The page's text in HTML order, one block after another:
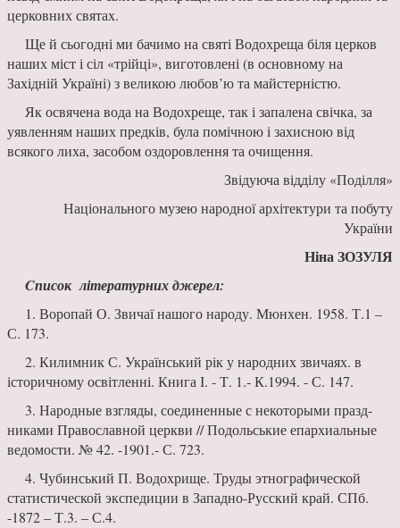
церковних святах.
Ще й сьогодні ми бачимо на свя­ті Водохреща біля церков
наших міст і сіл «трійці», виготовлені (в основ­ному на
Західній Україні) з великою любов’ю та майс­терністю.
Як освячена вода на Водо­хреще, так і запалена свічка, за
уявленням наших предків, була помічною і захисною від
всякого лиха, засобом оздо­ровлення та очищення.
Звідуюча відділу «Поділля»
Національного музею народ­ної архітектури та побуту
України
Ніна ЗОЗУЛЯ
Cписоклітературних джерел:
1. Воропай О. Звичаї нашо­го народу. Мюнхен. 1958. Т.1 –
С. 173.
2. Килимник С. Український рік у народних звичаях. в
історич­ному освітленні. Книга І. - Т. 1.- К.1994. - С. 147.
3. Народные взгляды, сое­диненные с некоторыми празд­
никами Православной церкви // Подольськие епархиальные
ведо­мости. № 42. -1901.- С. 723.
4. Чубинський П. Водохрище. Труды этнографической
статис­тической экспедиции в Запад­но-Русский край. СПб.
-1872 – Т.3. – С.4.